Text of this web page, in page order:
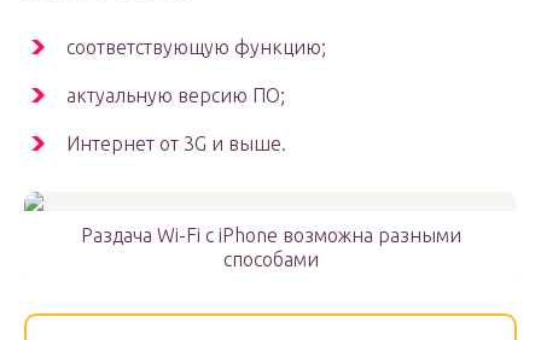
соответствующую функцию;
актуальную версию ПО;
Интернет от 3G и выше.
Раздача Wi-Fi с iPhone возможна разными
способами